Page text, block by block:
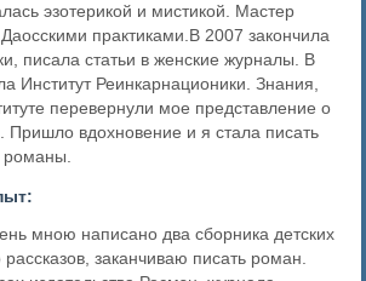
эзотерикой и мистикой. Мастер
практиками.В 2007 закончила
писала статьи в женские журналы. В
Институт Реинкарнационики. Знания,
перевернули мое представление о
Пришло вдохновение и я стала писать
романы.
мною написано два сборника детских
рассказов, заканчиваю писать роман.